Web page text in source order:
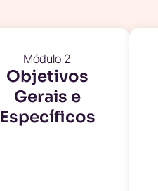
Módulo 2
Objetivos
Gerais e
Específicos